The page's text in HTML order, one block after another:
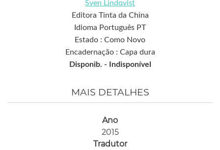
Sven Lindqvist
Editora Tinta da China
Idioma Português PT
Estado : Como Novo
Encadernação : Capa dura
Disponib. -
Indisponível
MAIS DETALHES
Ano
2015
Tradutor